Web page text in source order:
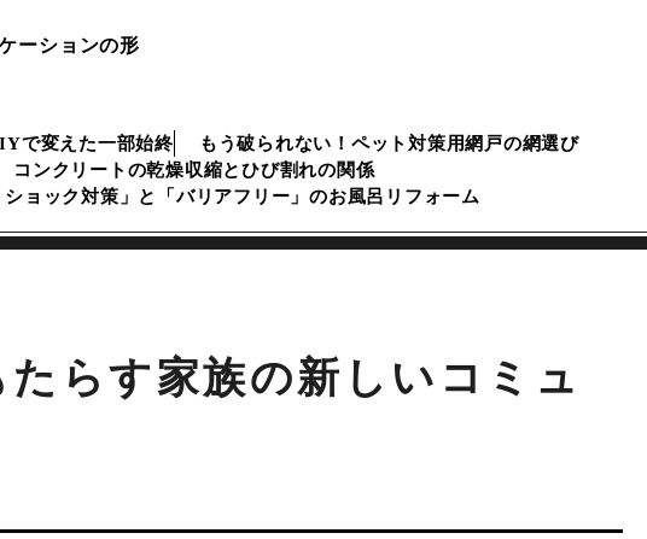
ーションの形
で変えた一部始終
もう破られない！ペット対策用網戸の網選び
コンクリートの乾燥収縮とひび割れの関係
ョック対策」と「バリアフリー」のお風呂リフォーム
らす家族の新しいコミュ